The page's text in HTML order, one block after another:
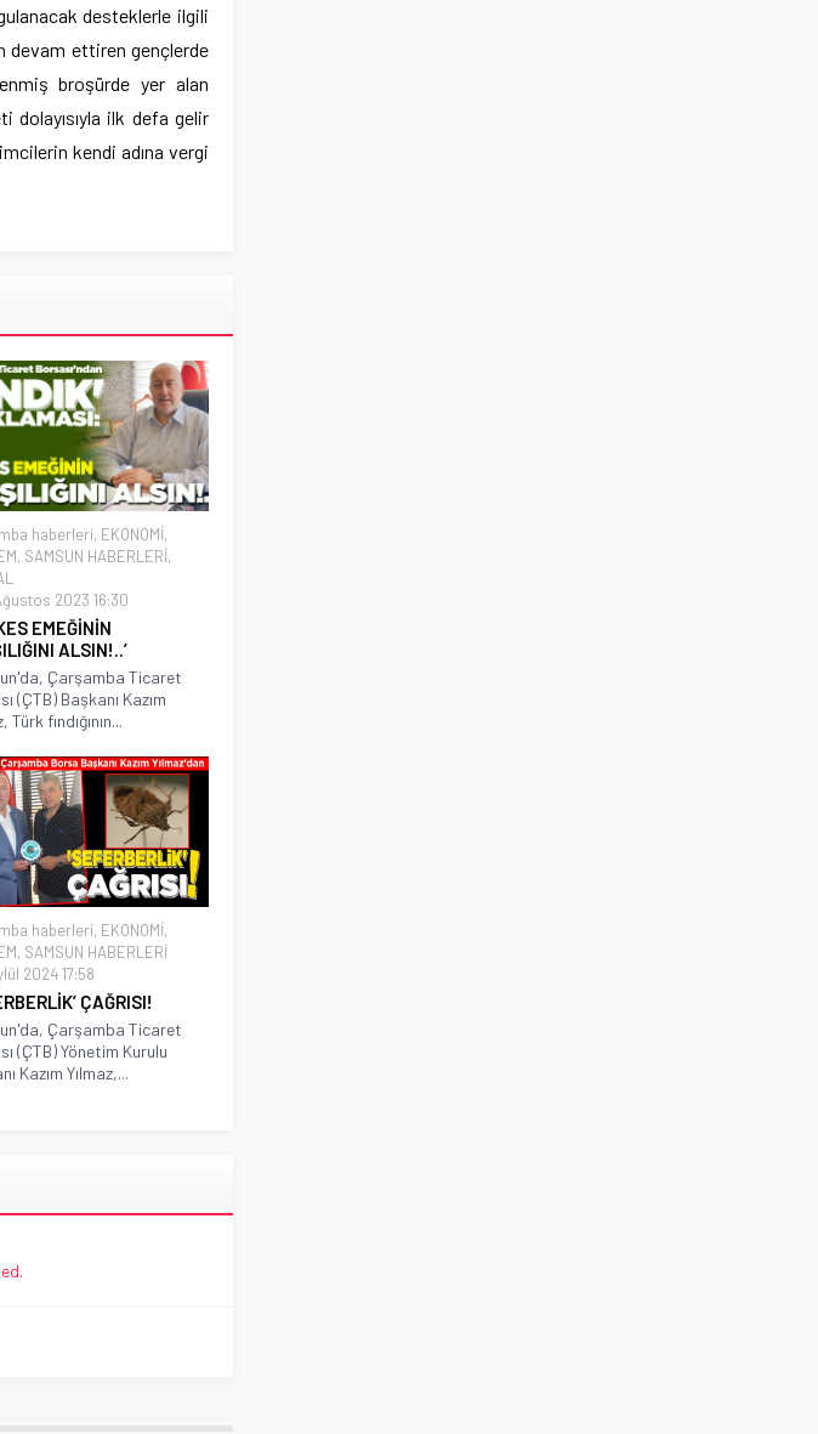
desteklerle ilgili
devam ettiren gençlerde
broşürde yer alan
dolayısıyla ilk defa gelir
kendi adına vergi
haberleri, EKONOMİ,
, SAMSUN HABERLERİ,
2023 16:30
EMEĞİNİN
ALSIN!..’
Çarşamba Ticaret
(ÇTB) Başkanı Kazım
Türk fındığının...
haberleri, EKONOMİ,
, SAMSUN HABERLERİ
2024 17:58
ÇAĞRISI!
Çarşamba Ticaret
(ÇTB) Yönetim Kurulu
Kazım Yılmaz,...